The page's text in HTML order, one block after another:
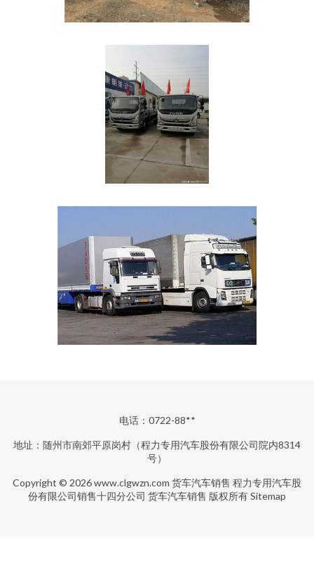
电话：0722-88**
地址：随州市南郊平原岗村（程力专用汽车股份有限公司院内8314
号）
Copyright © 2026www.clgwzn.com 货车汽车销售 程力专用汽车股
份有限公司销售十四分公司 货车汽车销售 版权所有Sitemap